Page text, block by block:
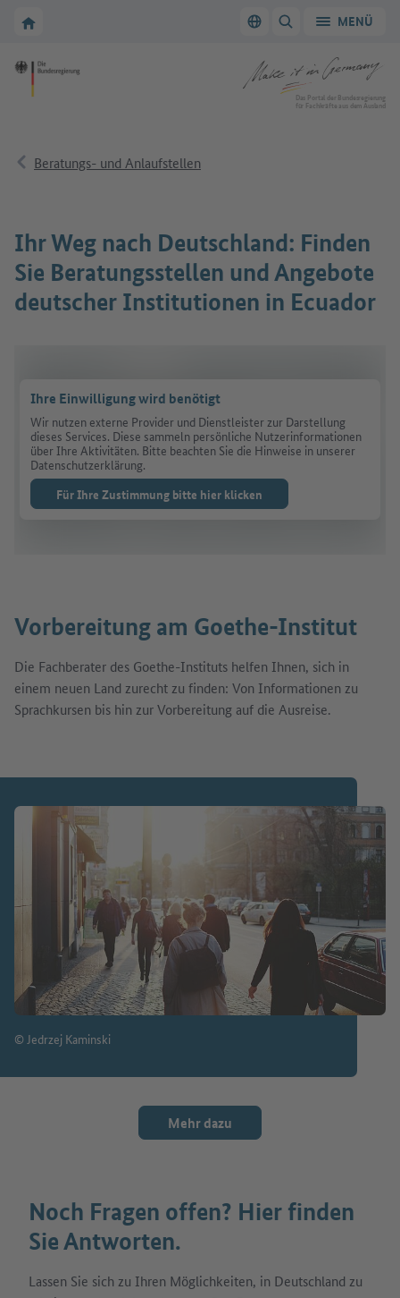
Zur Startseite von Make it in Germany Sprache wechseln
SUCHE ANZEIGEN/
MENÜ
Zur Startseite von Make it in GermanyDas Portal der Bundesregierung
für Fachkräfte aus dem Ausland
Beratungs- und Anlaufstellen
Ihr Weg nach Deutschland: Finden
Sie Beratungsstellen und Angebote
deutscher Institutionen in Ecuador
Ihre Einwilligung wird benötigt
Wir nutzen externe Provider und Dienstleister zur Darstellung
dieses Services. Diese sammeln persönliche Nutzerinformationen
über Ihre Aktivitäten. Bitte beachten Sie die Hinweise in unserer
Datenschutzerklärung.
Für Ihre Zustimmung bitte hier klicken
Vorbereitung am Goethe-Institut
Die Fachberater des Goethe-Instituts helfen Ihnen, sich in
einem neuen Land zurecht zu finden: Von Informationen zu
Sprachkursen bis hin zur Vorbereitung auf die Ausreise.
Mehr dazu
© Jedrzej Kaminski
Noch Fragen offen? Hier finden
Sie Antworten.
Lassen Sie sich zu Ihren Möglichkeiten, in Deutschland zu